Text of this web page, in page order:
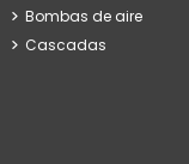
Bombas de aire
Cascadas